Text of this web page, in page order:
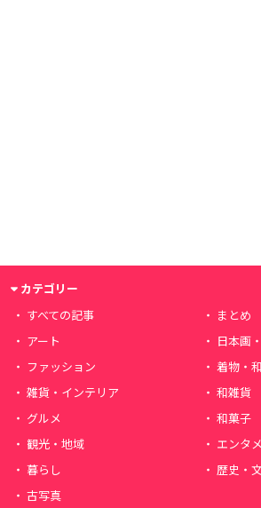
カテゴリー
すべての記事
まとめ
アート
日本画
ファッション
着物・
雑貨・インテリア
和雑貨
グルメ
和菓子
観光・地域
エンタメ
暮らし
歴史・
古写真